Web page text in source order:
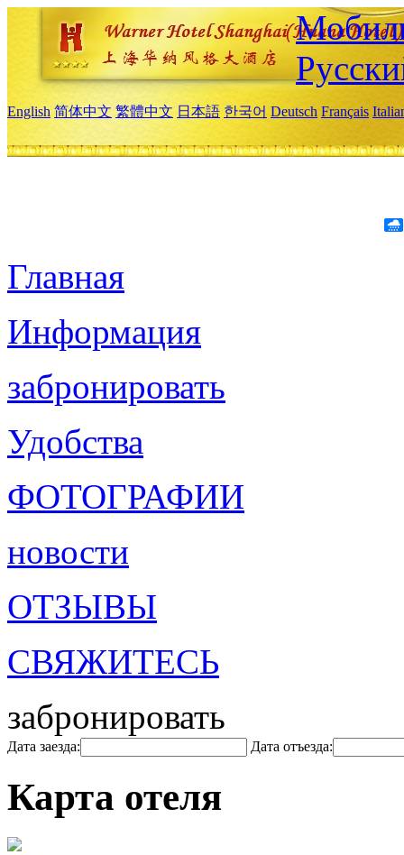
English 简体中文 繁體中文 日本語 한국어 Deutsch Français
Главная
Информация
забронировать
Удобства
ФОТОГРАФИИ
новости
ОТЗЫВЫ
СВЯЖИТЕСЬ
забронировать
Дата заезда: Дата отъезда:
Карта отеля